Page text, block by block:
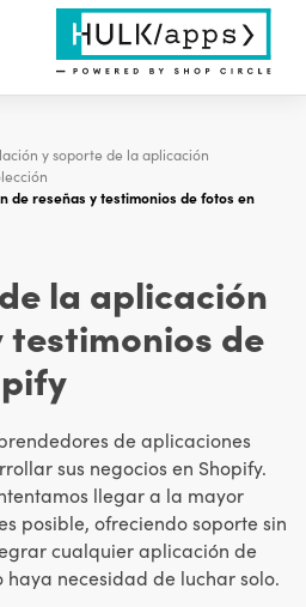
y soporte de la aplicación
de reseñas y testimonios de fotos en
la aplicación
testimonios de
de aplicaciones
sus negocios en Shopify.
llegar a la mayor
posible, ofreciendo soporte sin
cualquier aplicación de
haya necesidad de luchar solo.